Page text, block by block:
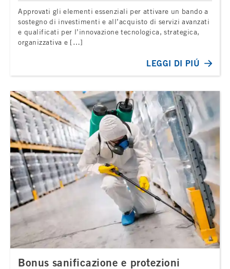
Approvati gli elementi essenziali per attivare un bando a
sostegno di investimenti e all’acquisto di servizi avanzati
e qualificati per l’innovazione tecnologica, strategica,
organizzativa e […]
LEGGI DI PIÚ
Bonus sanificazione e protezioni